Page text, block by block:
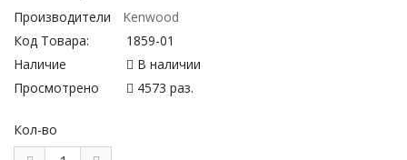
Производители
Kenwood
Код Товара:
1859-01
Наличие
В наличии
Просмотрено
4573 раз.
Кол-во